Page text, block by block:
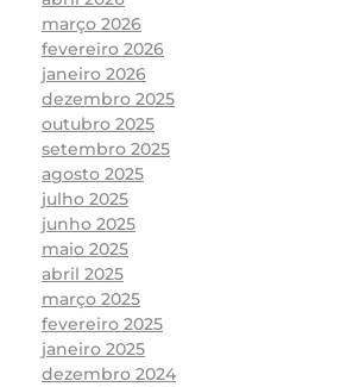
março 2026
fevereiro 2026
janeiro 2026
dezembro 2025
outubro 2025
setembro 2025
agosto 2025
julho 2025
junho 2025
maio 2025
abril 2025
março 2025
fevereiro 2025
janeiro 2025
dezembro 2024